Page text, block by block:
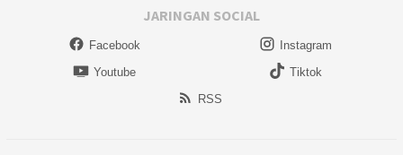
JARINGAN SOCIAL
Facebook
Instagram
Youtube
Tiktok
RSS